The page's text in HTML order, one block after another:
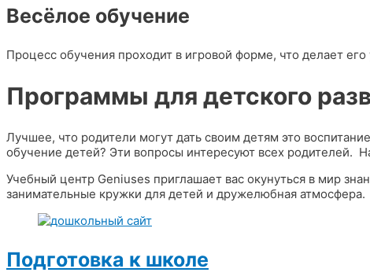
Весёлое обучение
Процесс обучения проходит в игровой форме, что делает
Программы для детского
Лучшее, что родители могут дать своим детям это
обучение детей? Эти вопросы интересуют всех родителей.
Учебный центр Geniuses приглашает вас окунуться в мир
занимательные кружки для детей и дружелюбная атмосфера.
Подготовка к школе